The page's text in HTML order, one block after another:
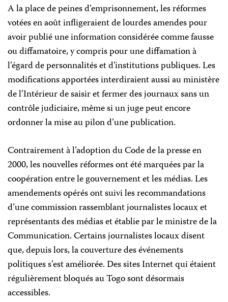
A la place de peines d’emprisonnement, les réformes
votées en août infligeraient de lourdes amendes pour
avoir publié une information considérée comme fausse
ou diffamatoire, y compris pour une diffamation à
l’égard de personnalités et d’institutions publiques. Les
modifications apportées interdiraient aussi au ministère
de l’Intérieur de saisir et fermer des journaux sans un
contrôle judiciaire, même si un juge peut encore
ordonner la mise au pilon d’une publication.
Contrairement à l’adoption du Code de la presse en
2000, les nouvelles réformes ont été marquées par la
coopération entre le gouvernement et les médias. Les
amendements opérés ont suivi les recommandations
d’une commission rassemblant journalistes locaux et
représentants des médias et établie par le ministre de la
Communication. Certains journalistes locaux disent
que, depuis lors, la couverture des événements
politiques s’est améliorée. Des sites Internet qui étaient
régulièrement bloqués au Togo sont désormais
accessibles.